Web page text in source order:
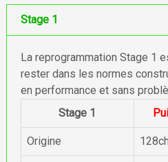
Stage 1
La reprogrammation Stage 1
rester dans les normes
en performance et sans
Stage 1
Origine 128ch